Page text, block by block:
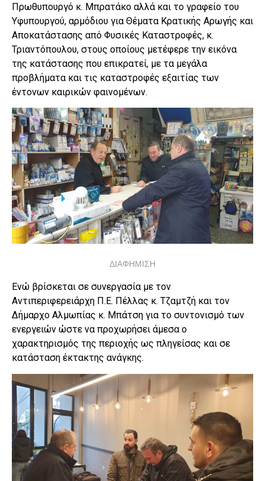
Πρωθυπουργό κ. Μπρατάκο αλλά και το γραφείο του
Υφυπουργού, αρμόδιου για Θέματα Κρατικής Αρωγής και
Αποκατάστασης από Φυσικές Καταστροφές, κ.
Τριαντόπουλου, στους οποίους μετέφερε την εικόνα
της κατάστασης που επικρατεί, με τα μεγάλα
προβλήματα και τις καταστροφές εξαιτίας των
έντονων καιρικών φαινομένων.
ΔΙΑΦΗΜΙΣΗ
Ενώ βρίσκεται σε συνεργασία με τον
Αντιπεριφερειάρχη Π.Ε. Πέλλας κ. Τζαμτζή και τον
Δήμαρχο Αλμωπίας κ. Μπάτση για το συντονισμό των
ενεργειών ώστε να προχωρήσει άμεσα ο
χαρακτηρισμός της περιοχής ως πληγείσας και σε
κατάσταση έκτακτης ανάγκης.